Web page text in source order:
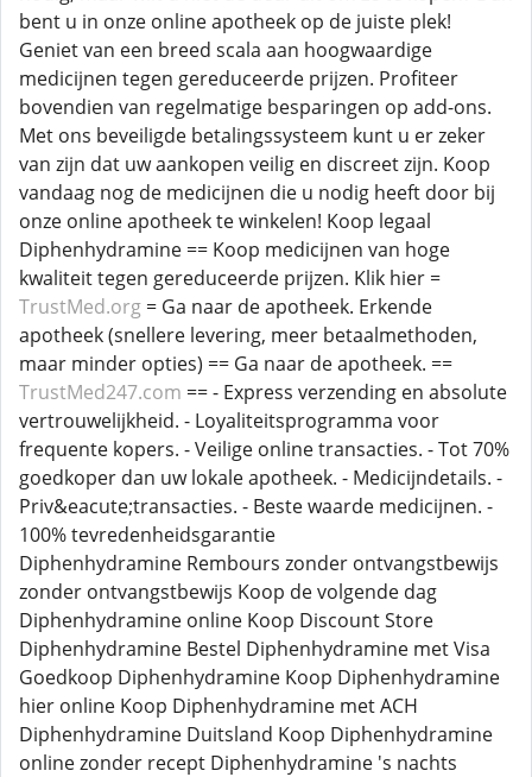
bent u in onze online apotheek op de juiste plek!
Geniet van een breed scala aan hoogwaardige
medicijnen tegen gereduceerde prijzen. Profiteer
bovendien van regelmatige besparingen op add-ons.
Met ons beveiligde betalingssysteem kunt u er zeker
van zijn dat uw aankopen veilig en discreet zijn. Koop
vandaag nog de medicijnen die u nodig heeft door bij
onze online apotheek te winkelen! Koop legaal
Diphenhydramine == Koop medicijnen van hoge
kwaliteit tegen gereduceerde prijzen. Klik hier =
TrustMed.org = Ga naar de apotheek. Erkende
apotheek (snellere levering, meer betaalmethoden,
maar minder opties) == Ga naar de apotheek. ==
TrustMed247.com == - Express verzending en absolute
vertrouwelijkheid. - Loyaliteitsprogramma voor
frequente kopers. - Veilige online transacties. - Tot 70%
goedkoper dan uw lokale apotheek. - Medicijndetails. -
Priv&eacute;transacties. - Beste waarde medicijnen. -
100% tevredenheidsgarantie
Diphenhydramine Rembours zonder ontvangstbewijs
zonder ontvangstbewijs Koop de volgende dag
Diphenhydramine online Koop Discount Store
Diphenhydramine Bestel Diphenhydramine met Visa
Goedkoop Diphenhydramine Koop Diphenhydramine
hier online Koop Diphenhydramine met ACH
Diphenhydramine Duitsland Koop Diphenhydramine
online zonder recept Diphenhydramine 's nachts